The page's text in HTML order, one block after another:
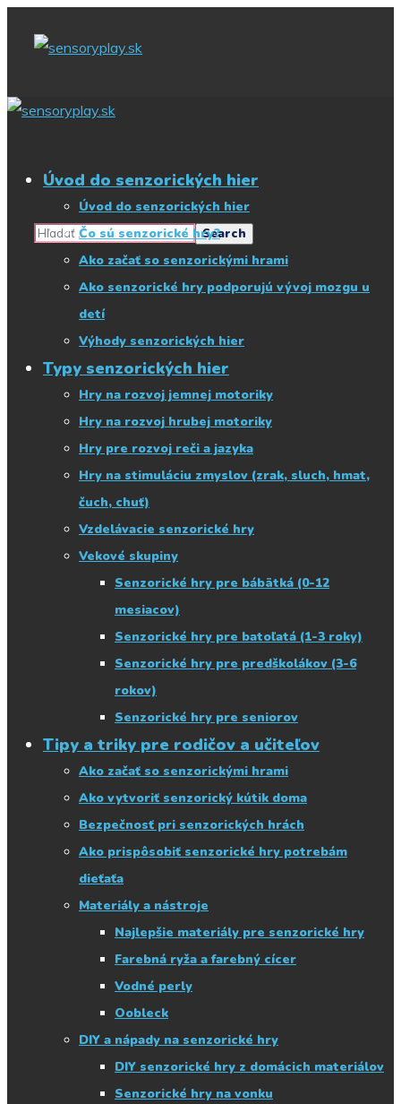
Začnite písať, čo
hľadáte
Úvod do senzorických hier
Úvod do senzorických hier
Čo sú senzorické hry?
Ako začať so senzorickými hrami
Ako senzorické hry podporujú vývoj mozgu u
detí
Výhody senzorických hier
Typy senzorických hier
Hry na rozvoj jemnej motoriky
Hry na rozvoj hrubej motoriky
Hry pre rozvoj reči a jazyka
Hry na stimuláciu zmyslov (zrak, sluch, hmat,
čuch, chuť)
Vzdelávacie senzorické hry
Vekové skupiny
Senzorické hry pre bábätká (0-12
mesiacov)
Senzorické hry pre batoľatá (1-3 roky)
Senzorické hry pre predškolákov (3-6
rokov)
Senzorické hry pre seniorov
Tipy a triky pre rodičov a učiteľov
Ako začať so senzorickými hrami
Ako vytvoriť senzorický kútik doma
Bezpečnosť pri senzorických hrách
Ako prispôsobiť senzorické hry potrebám
dieťaťa
Materiály a nástroje
Najlepšie materiály pre senzorické hry
Farebná ryža a farebný cícer
Vodné perly
Oobleck
DIY a nápady na senzorické hry
DIY senzorické hry z domácich materiálov
Senzorické hry na vonku